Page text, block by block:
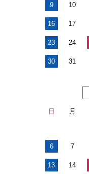
9 10
16 17
23 24
30 31
日 月
6 7
13 14